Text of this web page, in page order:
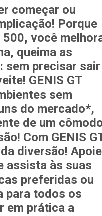
começar ou
Porque
500, você
queima as
sem precisar sair
GENIS GT
sem
do mercado*,
de um
Com GENIS
diversão! Apoie
assista às suas
preferidas ou
para todos os
em prática a